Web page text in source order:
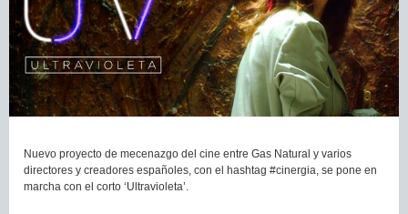
Nuevo proyecto de mecenazgo del cine entre Gas Natural y varios
directores y creadores españoles, con el hashtag #cinergia, se pone en
marcha con el corto ‘Ultravioleta’.